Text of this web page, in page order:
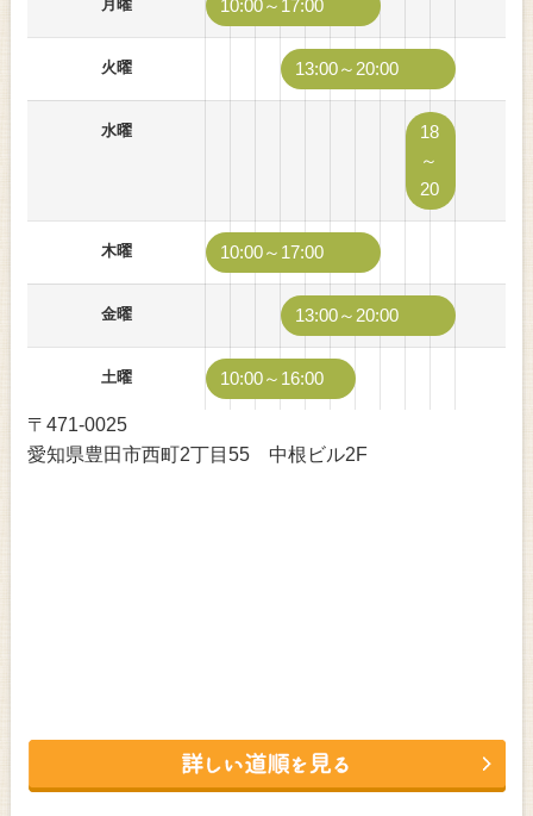
月曜 10:00～17:00
火曜 13:00～20:00
水曜
18
～
20
木曜 10:00～17:00
金曜 13:00～20:00
土曜 10:00～16:00
〒471-0025
愛知県豊田市西町2丁目55 中根ビル2F